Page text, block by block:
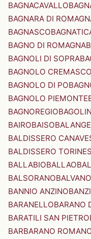
BAGNACAVALLO
BAGNARA DI
BAGNASCO
BAGNO DI ROMAGNA
BAGNOLI DI SOPRA
BAGNOLO CREMASCO
BAGNOLO DI PO
BAGNOLO PIEMONTE
BAGNOREGIO
BAIROBAISO
BALDISSERO
BALDISSERO
BALLABIOBALLAO
BALSORANOBALVANO
BANNIO ANZINOBANZI
BARANELLOBARANO
BARATILI SAN PIETRO
BARBARANO